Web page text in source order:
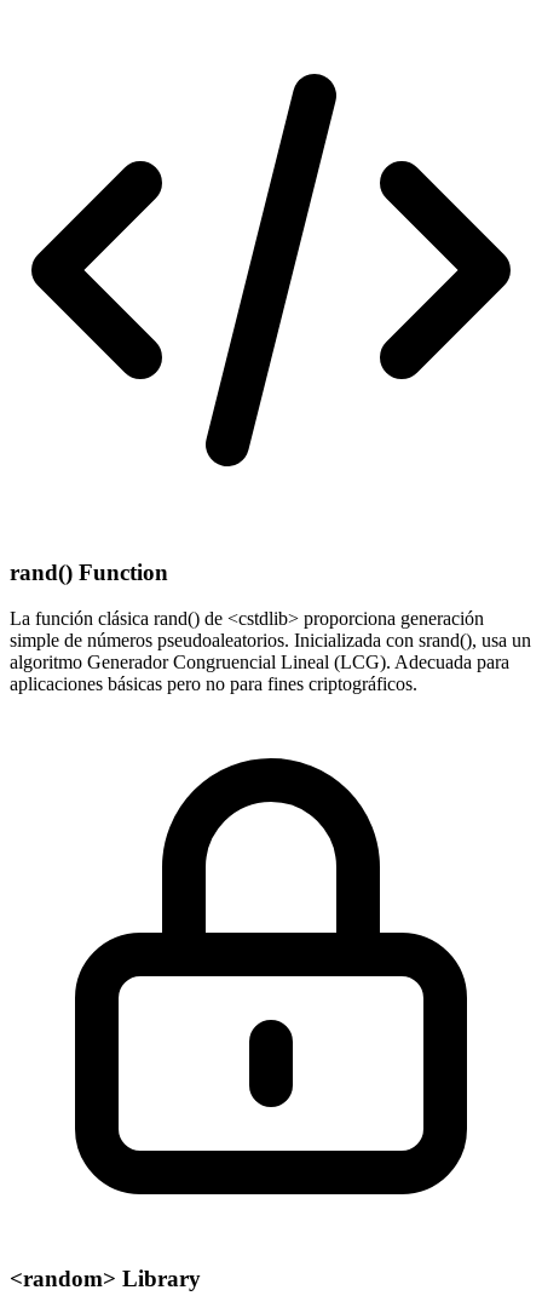
rand() Function
La función clásica rand() de <cstdlib> proporciona generación
simple de números pseudoaleatorios. Inicializada con srand(), usa un
algoritmo Generador Congruencial Lineal (LCG). Adecuada para
aplicaciones básicas pero no para fines criptográficos.
<random> Library